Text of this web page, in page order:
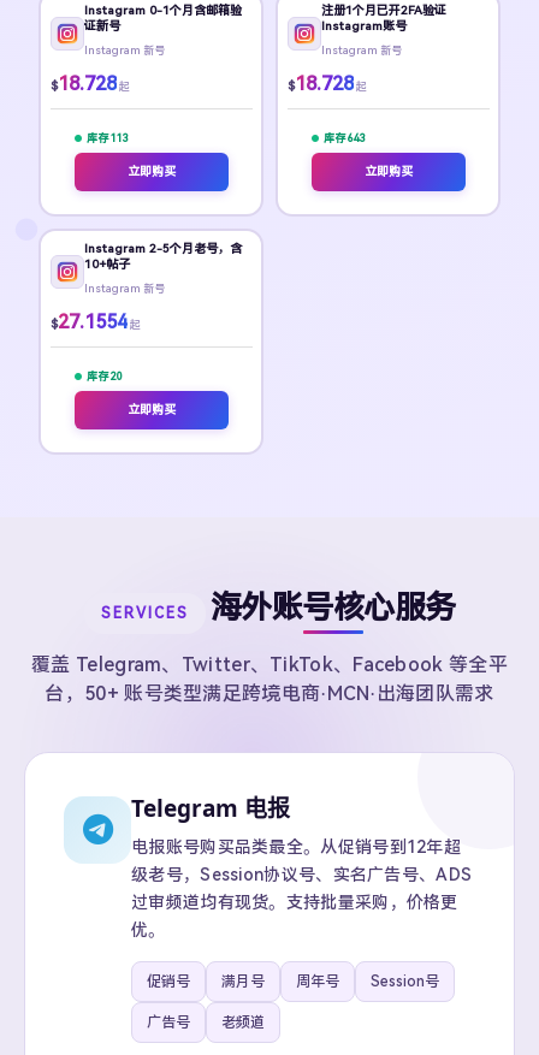
Instagram 0-1个月含邮箱验
证新号
Instagram 新号
$18.728 起
库存 113
立即购买
注册1个月已开2FA验证
Instagram账号
Instagram 新号
$18.728 起
库存 643
立即购买
Instagram 2-5个月老号，含
10+帖子
Instagram 新号
$27.1554 起
库存 20
立即购买
SERVICES 海外账号核心服务
覆盖 Telegram、Twitter、TikTok、Facebook 等全平
台，50+ 账号类型满足跨境电商·MCN·出海团队需求
Telegram 电报
电报账号购买品类最全。从促销号到12年超
级老号，Session协议号、实名广告号、ADS
过审频道均有现货。支持批量采购，价格更
优。
促销号 满月号 周年号 Session号
广告号 老频道